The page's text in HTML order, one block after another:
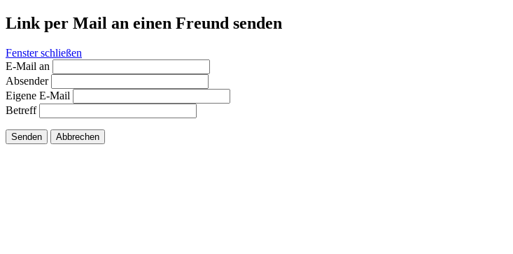
Link per Mail an einen Freund senden
Fenster schließen
E-Mail an
Absender
Eigene E-Mail
Betreff
Senden Abbrechen